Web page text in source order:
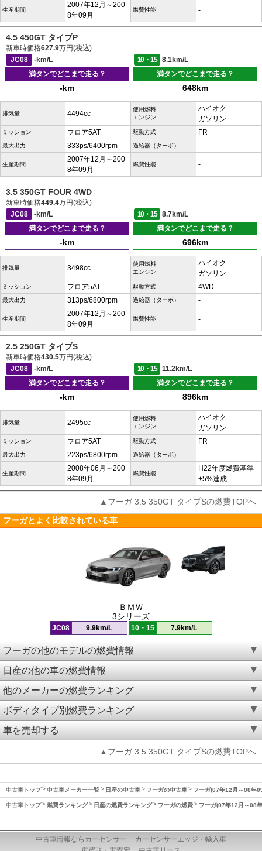
生産期間
2007年12月～200
8年09月
燃費性能 -
4.5 450GT タイプP
新車時価格627.9万円(税込)
JC08
-km/L 10・15
8.1km/L
満タンでどこまで走る？
-km
満タンでどこまで走る？
648km
排気量 4494cc
使用燃料
エンジン
ハイオク
ガソリン
ミッション フロア5AT 駆動方式 FR
最大出力 333ps/6400rpm 過給器（ターボ） -
生産期間
2007年12月～200
8年09月
燃費性能 -
3.5 350GT FOUR 4WD
新車時価格449.4万円(税込)
JC08
-km/L 10・15
8.7km/L
満タンでどこまで走る？
-km
満タンでどこまで走る？
696km
排気量 3498cc
使用燃料
エンジン
ハイオク
ガソリン
ミッション フロア5AT 駆動方式 4WD
最大出力 313ps/6800rpm 過給器（ターボ） -
生産期間
2007年12月～200
8年09月
燃費性能 -
2.5 250GT タイプS
新車時価格430.5万円(税込)
JC08
-km/L 10・15
11.2km/L
満タンでどこまで走る？
-km
満タンでどこまで走る？
896km
排気量 2495cc
使用燃料
エンジン
ハイオク
ガソリン
ミッション フロア5AT 駆動方式 FR
最大出力 223ps/6800rpm 過給器（ターボ） -
生産期間
2008年06月～200
8年09月
燃費性能
H22年度燃費基準
+5%達成
▲フーガ 3.5 350GT タイプSの燃費TOPへ
フーガとよく比較されている車
ＢＭＷ
3シリーズ
JC08 9.9km/L 10・15 7.9km/L
フーガの他のモデルの燃費情報
日産の他の車の燃費情報
他のメーカーの燃費ランキング
ボディタイプ別燃費ランキング
車を売却する
▲フーガ 3.5 350GT タイプSの燃費TOPへ
中古車トップ 中古車メーカー一覧 日産の中古車 フーガの中古車 フーガ(07年12月～08年
中古車トップ 燃費ランキング 日産の燃費ランキング フーガの燃費 フーガ(07年12月～08
中古車情報ならカーセンサー
カーセンサーエッジ・輸入車